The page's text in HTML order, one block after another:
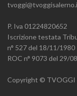
P. Iva 01224820652
Iscrizione testata
n° 527 del 18/11/1980
ROC n° 9073 del 29/
Copyright © TVOGGI